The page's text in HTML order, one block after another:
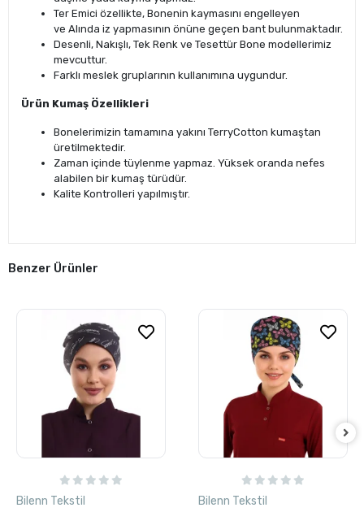
Ter Emici özellikte, Bonenin kaymasını engelleyen
ve Alında iz yapmasının önüne geçen bant bulunmaktadır.
Desenli, Nakışlı, Tek Renk ve Tesettür Bone modellerimiz
mevcuttur.
Farklı meslek gruplarının kullanımına uygundur.
Ürün Kumaş Özellikleri
Bonelerimizin tamamına yakını TerryCotton kumaştan
üretilmektedir.
Zaman içinde tüylenme yapmaz. Yüksek oranda nefes
alabilen bir kumaş türüdür.
Kalite Kontrolleri yapılmıştır.
Benzer Ürünler
Bilenn Tekstil
Bilenn Tekstil